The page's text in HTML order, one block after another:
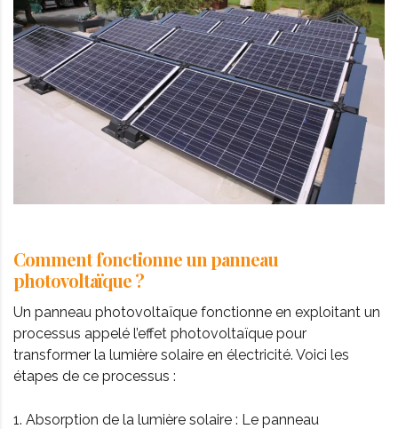
Comment fonctionne un panneau
photovoltaïque ?
Un panneau photovoltaïque fonctionne en exploitant un
processus appelé l’effet photovoltaïque pour
transformer la lumière solaire en électricité. Voici les
étapes de ce processus :
1. Absorption de la lumière solaire : Le panneau